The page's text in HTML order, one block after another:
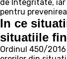
de Integritate,
pentru
In ce
situatiile
Ordinul 450/